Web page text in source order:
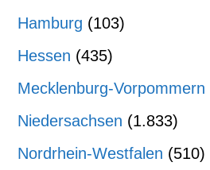
Hamburg (103)
Hessen (435)
Mecklenburg-Vorpommern
Niedersachsen (1.833)
Nordrhein-Westfalen (510)